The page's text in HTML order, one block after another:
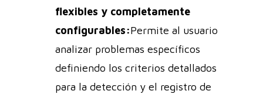
flexibles y completamente
configurables:Permite al usuario
analizar problemas específicos
definiendo los criterios detallados
para la detección y el registro de